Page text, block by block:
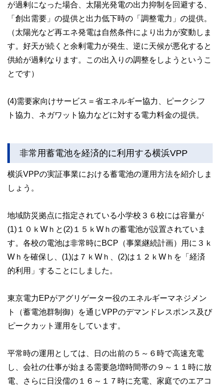
が過剰になった場合、太陽光発電の出力抑制を回避する、
「創出需要」の提供と出力低下時の「調整電力」の提供。
（太陽光など再エネ発電は自然条件により出力が変動しま
す。好天が続くと余剰電力が発生、逆に天候が悪化すると
供給が過剰なります。この出入りの調整をしようというこ
とです）
(4)需要家向けサービス＝省エネルギー協力、ピークシフ
ト協力、ネガワット協力などに対する電力料金の提供。
非常用蓄電池を経済的に利用する横浜VPP
横浜VPPの実証事業における蓄電池の運用方法を紹介しま
しょう。
地域防災拠点に指定されている小学校３６校には容量が
(1)１０ｋWｈと(2)１５ｋWｈの蓄電池が設置されていま
す。各校の電池は非常時にBCP（事業継続計画）用に３ｋ
Wｈを確保し、(1)は７ｋWｈ、(2)は１２ｋWｈを「経済
的利用」することにしました。
東京電力EPがアグリゲーター役のエネルギーマネジメン
ト（蓄電池群制御）を通じVPPのデマンドレスポンス及び
ピークカット運用をしています。
平常時の運用としては、日の出前の５～６時で高速充電
し、会社の仕事が始まる需要急増時間帯の９～１１時に放
電、さらに日没儒の１６～１７時に充電、家庭でのエアコ